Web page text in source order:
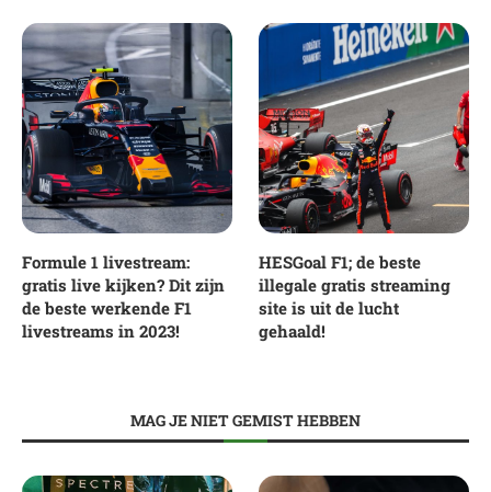
Formule 1 livestream:
gratis live kijken? Dit zijn
de beste werkende F1
livestreams in 2023!
HESGoal F1; de beste
illegale gratis streaming
site is uit de lucht
gehaald!
MAG JE NIET GEMIST HEBBEN